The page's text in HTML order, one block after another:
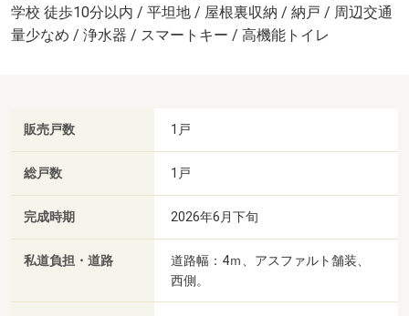
学校 徒歩10分以内 / 平坦地 / 屋根裏収納 / 納戸 / 周辺交通
量少なめ / 浄水器 / スマートキー / 高機能トイレ
販売戸数 1戸
総戸数 1戸
完成時期 2026年6月下旬
私道負担・道路
道路幅：4ｍ、アスファルト舗装、
西側。